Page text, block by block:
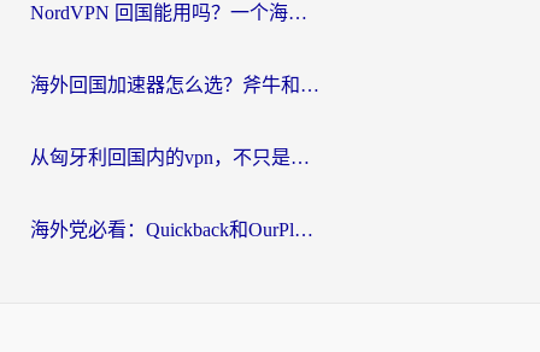
NordVPN 回国能用吗？一个海外用户必须面对的真实困境
海外回国加速器怎么选？斧牛和海龟哪个好？一篇帮你避开坑的实用指南
从匈牙利回国内的vpn，不只是为了刷剧那么简单
海外党必看：Quickback和OurPlay好用吗？3分钟选对回国加速器，无缝刷剧玩游戏